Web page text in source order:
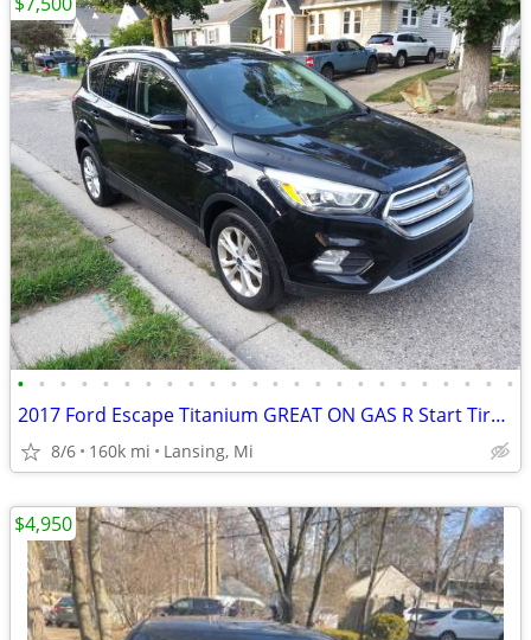
• • • • • • • • • • • • • • • • • • • • • • • •
2017 Ford Escape Titanium GREAT ON GAS R Start Tires R Cam $7,500/BO
8/6 160k mi Lansing, Mi
$4,950